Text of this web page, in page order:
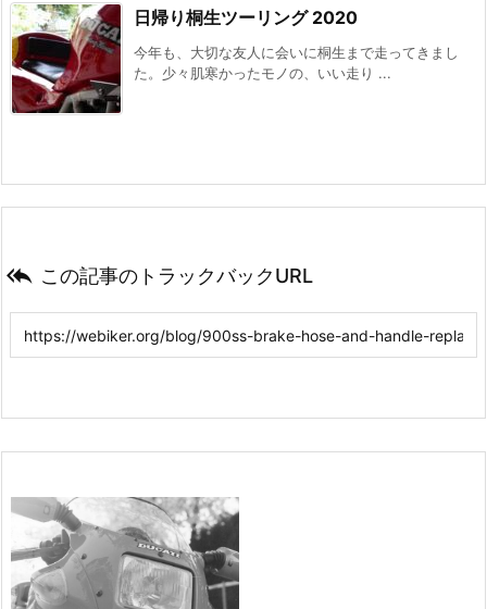
日帰り桐生ツーリング 2020
今年も、大切な友人に会いに桐生まで走ってきまし
た。少々肌寒かったモノの、いい走り ...
 この記事のトラックバックURL